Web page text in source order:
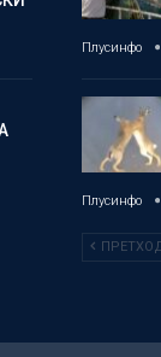
Плусинфо
Плусинфо